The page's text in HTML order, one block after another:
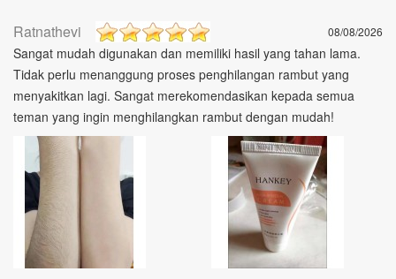
Ratnathevi 08/08/2026
Sangat mudah digunakan dan memiliki hasil yang tahan lama.
Tidak perlu menanggung proses penghilangan rambut yang
menyakitkan lagi. Sangat merekomendasikan kepada semua
teman yang ingin menghilangkan rambut dengan mudah!